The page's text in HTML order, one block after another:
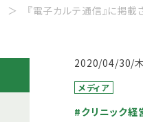
『電子カルテ通信』に掲
2020/04/30/木
メディア
#クリニック経